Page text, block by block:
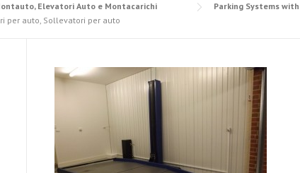
Elevatori Auto e Montacarichi Parking Systems
per auto, Sollevatori per auto